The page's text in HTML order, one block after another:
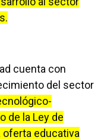
cuenta con
del sector
de la Ley de
oferta educativa